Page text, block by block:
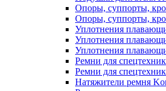
Опоры, суппорты,
Опоры, суппорты,
Уплотнения
Уплотнения
Уплотнения
Ремни для
Ремни для
Натяжители ремня